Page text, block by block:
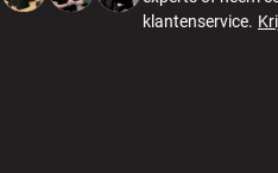
klantenservice.